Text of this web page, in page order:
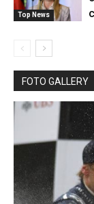
Top News
FOTO GALLERY